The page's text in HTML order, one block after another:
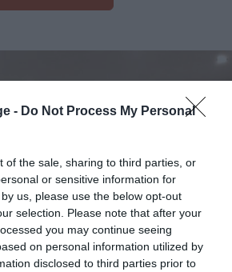
- Do Not Process My Personal
of the sale, sharing to third parties, or
or sensitive information for
us, please use the below opt-out
selection. Please note that after your
you may continue seeing
on personal information utilized by
disclosed to third parties prior to